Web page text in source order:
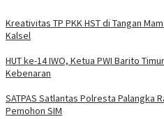
Kreativitas TP PKK HST di Tangan
Kalsel
HUT ke-14 IWO, Ketua PWI Barito
Kebenaran
SATPAS Satlantas Polresta Palangka
Pemohon SIM